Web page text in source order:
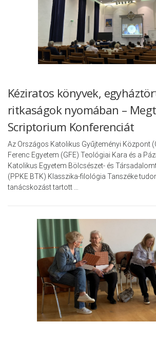
Kéziratos könyvek,
ritkaságok nyomában –
Scriptorium Konferenciát
Az Országos Katolikus Gyűjteményi Központ
Ferenc Egyetem (GFE) Teológiai Kara és a
Katolikus Egyetem Bölcsészet- és
(PPKE BTK) Klasszika-filológia Tanszéke
tanácskozást tartott …